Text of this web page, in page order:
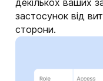
застосунок від
сторони.